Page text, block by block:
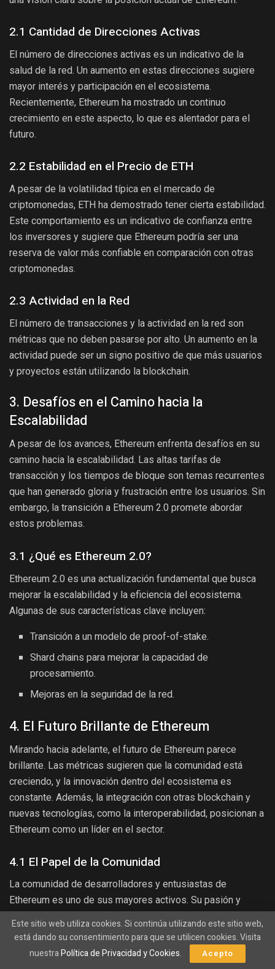
2.1 Cantidad de Direcciones Activas
El número de direcciones activas es un indicativo de la
salud de la red. Un aumento en estas direcciones sugiere
mayor interés y participación en el ecosistema.
Recientemente, Ethereum ha mostrado un continuo
crecimiento en este aspecto, lo que es alentador para el
futuro.
2.2 Estabilidad en el Precio de ETH
A pesar de la volatilidad típica en el mercado de
criptomonedas, ETH ha demostrado tener cierta estabilidad.
Este comportamiento es un indicativo de confianza entre
los inversores y sugiere que Ethereum podría ser una
reserva de valor más confiable en comparación con otras
criptomonedas.
2.3 Actividad en la Red
El número de transacciones y la actividad en la red son
métricas que no deben pasarse por alto. Un aumento en la
actividad puede ser un signo positivo de que más usuarios
y proyectos están utilizando la blockchain.
3. Desafíos en el Camino hacia la
Escalabilidad
A pesar de los avances, Ethereum enfrenta desafíos en su
camino hacia la escalabilidad. Las altas tarifas de
transacción y los tiempos de bloque son temas recurrentes
que han generado gloria y frustración entre los usuarios. Sin
embargo, la transición a Ethereum 2.0 promete abordar
estos problemas.
3.1 ¿Qué es Ethereum 2.0?
Ethereum 2.0 es una actualización fundamental que busca
mejorar la escalabilidad y la eficiencia del ecosistema.
Algunas de sus características clave incluyen:
Transición a un modelo de proof-of-stake.
Shard chains para mejorar la capacidad de
procesamiento.
Mejoras en la seguridad de la red.
4. El Futuro Brillante de Ethereum
Mirando hacia adelante, el futuro de Ethereum parece
brillante. Las métricas sugieren que la comunidad está
creciendo, y la innovación dentro del ecosistema es
constante. Además, la integración con otras blockchain y
nuevas tecnologías, como la interoperabilidad, posicionan a
Ethereum como un líder en el sector.
4.1 El Papel de la Comunidad
La comunidad de desarrolladores y entusiastas de
Ethereum es uno de sus mayores activos. Su pasión y
que Ethereum no solo se adapte, sino que también se
anticipe a las necesidades del mercado.
Este sitio web utiliza cookies. Si continúa utilizando este sitio web,
está dando su consentimiento para que se utilicen cookies. Visita
nuestraPolítica de Privacidad y Cookies. Acepto